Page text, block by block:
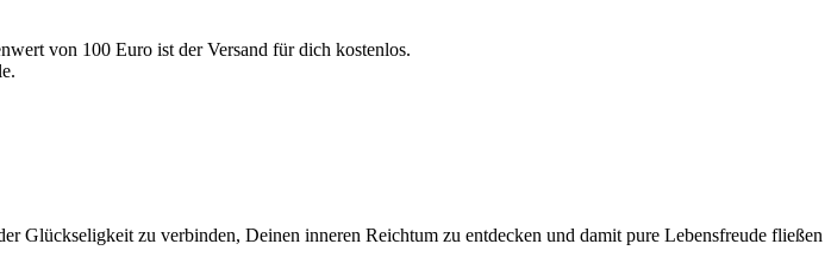
von 100 Euro ist der Versand für dich kostenlos.
Glückseligkeit zu verbinden, Deinen inneren Reichtum zu entdecken und damit pure Lebensfreude fließen